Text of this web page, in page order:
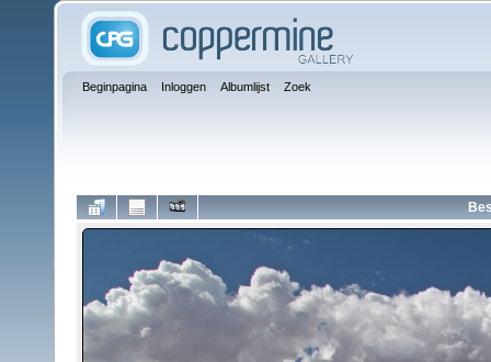
Beginpagina Inloggen Albumlijst Zoek